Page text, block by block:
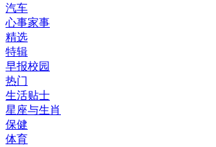
汽车
心事家事
精选
特辑
早报校园
热门
生活贴士
星座与生肖
保健
体育